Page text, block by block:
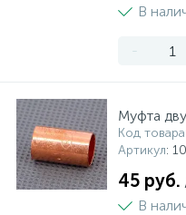
В
-
Муфта
Код товара
Артикул:
45 руб.
В